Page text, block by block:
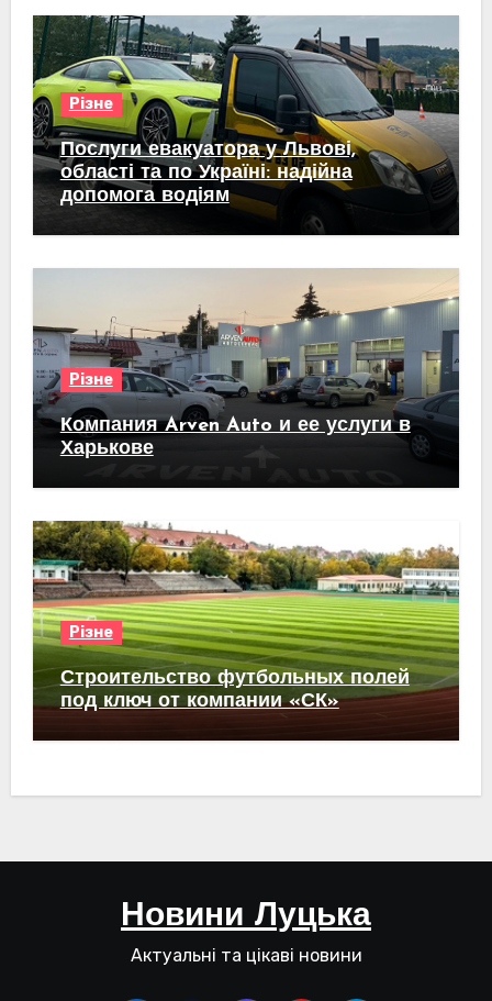
Різне
Послуги евакуатора у Львові,
області та по Україні: надійна
допомога водіям
Різне
Компания Arven Auto и ее услуги в
Харькове
Різне
Строительство футбольных полей
под ключ от компании «СК»
Новини Луцька
Актуальні та цікаві новини